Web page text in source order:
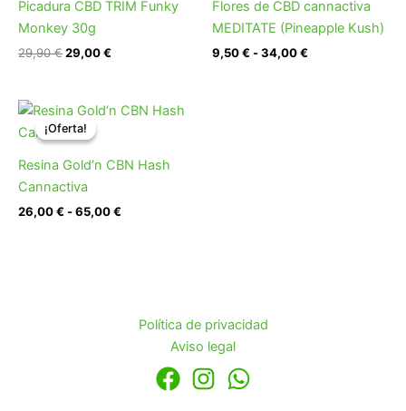
Picadura CBD TRIM Funky
Monkey 30g
29,90€
29,90 €.
29,00€
29,00 €.
Flores de CBD cannactiva
MEDITATE (Pineapple Kush)
9,50€-34,00€
9,50 €
hasta
34,00 €
¡Oferta!
¡Oferta!
Resina Gold’n CBN Hash
Cannactiva
26,00€-65,00€
Rango
26,00 €
Política de privacidad
Aviso legal